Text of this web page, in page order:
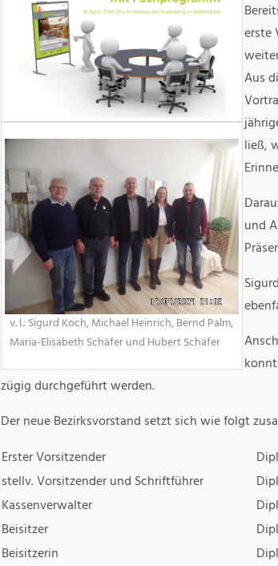
v. l.: Sigurd Koch, Michael Heinrich, Bernd Palm,
Maria-Elisabeth Schäfer und Hubert Schäfer
erste
Aus
ließ,
und
zügig durchgeführt werden.
Der neue Bezirksvorstand setzt sich wie folgt
Erster Vorsitzender
stellv. Vorsitzender und Schriftführer
Kassenverwalter
Beisitzer
Beisitzerin